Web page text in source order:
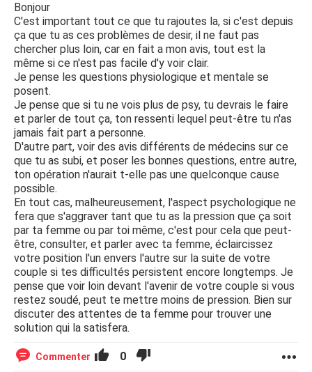
Bonjour
C'est important tout ce que tu rajoutes la, si c'est depuis
ça que tu as ces problèmes de desir, il ne faut pas
chercher plus loin, car en fait a mon avis, tout est la
même si ce n'est pas facile d'y voir clair.
Je pense les questions physiologique et mentale se
posent.
Je pense que si tu ne vois plus de psy, tu devrais le faire
et parler de tout ça, ton ressenti lequel peut-être tu n'as
jamais fait part a personne.
D'autre part, voir des avis différents de médecins sur ce
que tu as subi, et poser les bonnes questions, entre autre,
ton opération n'aurait t-elle pas une quelconque cause
possible.
En tout cas, malheureusement, l'aspect psychologique ne
fera que s'aggraver tant que tu as la pression que ça soit
par ta femme ou par toi même, c'est pour cela que peut-
être, consulter, et parler avec ta femme, éclaircissez
votre position l'un envers l'autre sur la suite de votre
couple si tes difficultés persistent encore longtemps. Je
pense que voir loin devant l'avenir de votre couple si vous
restez soudé, peut te mettre moins de pression. Bien sur
discuter des attentes de ta femme pour trouver une
solution qui la satisfera.
Commenter 0